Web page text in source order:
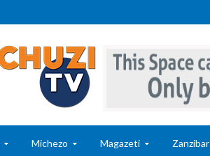
Michezo Magazeti Zanzibar